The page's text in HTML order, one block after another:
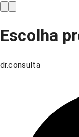
Escolha
dr.consulta